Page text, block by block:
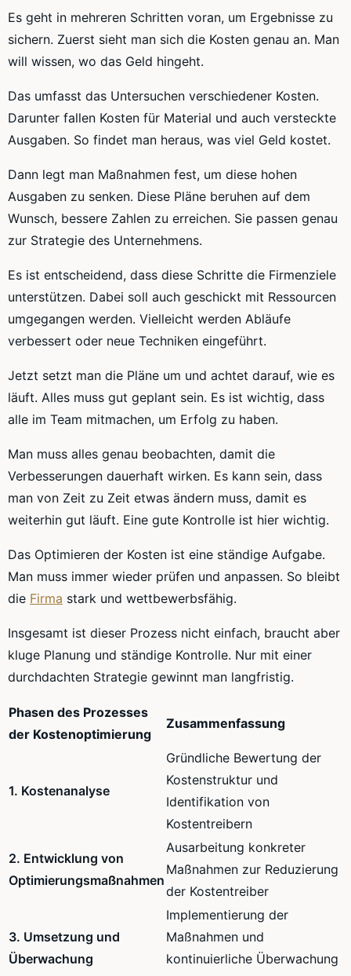
Es geht in mehreren Schritten voran, um Ergebnisse zu
sichern. Zuerst sieht man sich die Kosten genau an. Man
will wissen, wo das Geld hingeht.
Das umfasst das Untersuchen verschiedener Kosten.
Darunter fallen Kosten für Material und auch versteckte
Ausgaben. So findet man heraus, was viel Geld kostet.
Dann legt man Maßnahmen fest, um diese hohen
Ausgaben zu senken. Diese Pläne beruhen auf dem
Wunsch, bessere Zahlen zu erreichen. Sie passen genau
zur Strategie des Unternehmens.
Es ist entscheidend, dass diese Schritte die Firmenziele
unterstützen. Dabei soll auch geschickt mit Ressourcen
umgegangen werden. Vielleicht werden Abläufe
verbessert oder neue Techniken eingeführt.
Jetzt setzt man die Pläne um und achtet darauf, wie es
läuft. Alles muss gut geplant sein. Es ist wichtig, dass
alle im Team mitmachen, um Erfolg zu haben.
Man muss alles genau beobachten, damit die
Verbesserungen dauerhaft wirken. Es kann sein, dass
man von Zeit zu Zeit etwas ändern muss, damit es
weiterhin gut läuft. Eine gute Kontrolle ist hier wichtig.
Das Optimieren der Kosten ist eine ständige Aufgabe.
Man muss immer wieder prüfen und anpassen. So bleibt
die Firma stark und wettbewerbsfähig.
Insgesamt ist dieser Prozess nicht einfach, braucht aber
kluge Planung und ständige Kontrolle. Nur mit einer
durchdachten Strategie gewinnt man langfristig.
Phasen des Prozesses
der Kostenoptimierung
Zusammenfassung
1. Kostenanalyse
Gründliche Bewertung der
Kostenstruktur und
Identifikation von
Kostentreibern
2. Entwicklung von
Optimierungsmaßnahmen
Ausarbeitung konkreter
Maßnahmen zur Reduzierung
der Kostentreiber
3. Umsetzung und
Überwachung
Implementierung der
Maßnahmen und
kontinuierliche Überwachung